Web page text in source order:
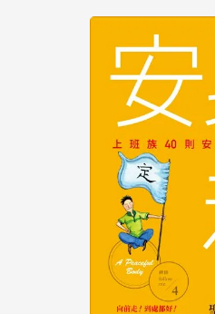
【公告】因 Readmoo
停部分閱讀服務